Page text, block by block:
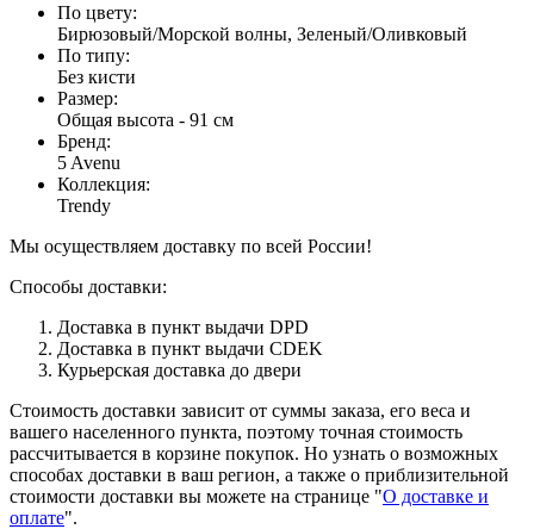
По цвету:
Бирюзовый/Морской волны, Зеленый/Оливковый
По типу:
Без кисти
Размер:
Общая высота - 91 см
Бренд:
5 Avenu
Коллекция:
Trendy
Мы осуществляем доставку по всей России!
Способы доставки:
Доставка в пункт выдачи DPD
Доставка в пункт выдачи CDEK
Курьерская доставка до двери
Стоимость доставки зависит от суммы заказа, его веса и
вашего населенного пункта, поэтому точная стоимость
рассчитывается в корзине покупок. Но узнать о возможных
способах доставки в ваш регион, а также о приблизительной
стоимости доставки вы можете на странице "О доставке и
оплате".